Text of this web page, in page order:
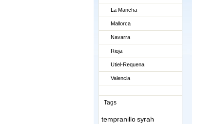
La Mancha
Mallorca
Navarra
Rioja
Utiel-Requena
Valencia
Tags
tempranillosyrah